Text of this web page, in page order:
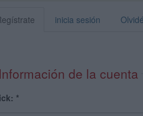
inicia sesión
Información de la cuenta
*